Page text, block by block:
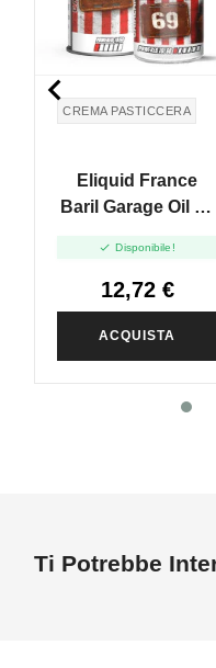
CREMA PASTICCERA
Eliquid France
Baril Garage Oil 69
Vape Shot - 10ml
 Disponibile!
12,72 €
ACQUISTA

Ti Potrebbe